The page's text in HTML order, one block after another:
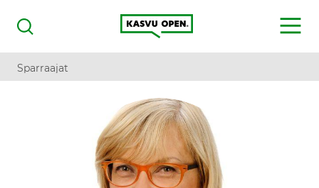
Haku
Kasvu Open
MENU
Sparraajat